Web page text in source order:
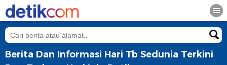
Berita Dan Informasi Hari Tb Sedunia Terkini